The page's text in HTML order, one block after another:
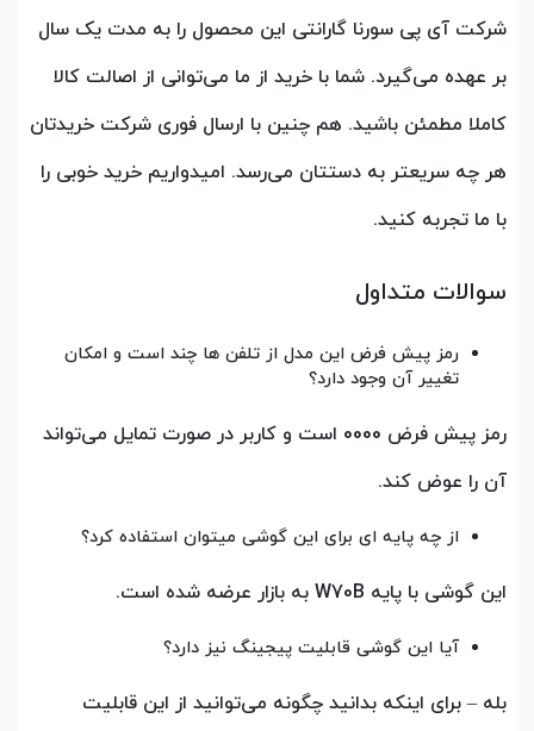
شرکت آی پی سورنا گارانتی این محصول را به مدت یک سال
بر عهده می‌گیرد. شما با خرید از ما می‌توانی از اصالت کالا
کاملا مطمئن باشید. هم چنین با ارسال فوری شرکت خریدتان
هر چه سریعتر به دستتان می‌رسد. امیدواریم خرید خوبی را
با ما تجربه کنید.
سوالات متداول
رمز پیش فرض این مدل از تلفن ها چند است و امکان
تغییر آن وجود دارد؟
رمز پیش فرض 0000 است و کاربر در صورت تمایل می‌تواند
آن را عوض کند.
از چه پایه ای برای این گوشی میتوان استفاده کرد؟
این گوشی با پایه W70B به بازار عرضه شده است.
آیا این گوشی قابلیت پیجینگ نیز دارد؟
بله – برای اینکه بدانید چگونه می‌توانید از این قابلیت